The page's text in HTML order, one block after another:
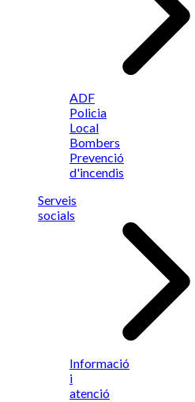
ADF
Policia
Local
Bombers
Prevenció
d'incendis
Serveis
socials
Informació
i
atenció